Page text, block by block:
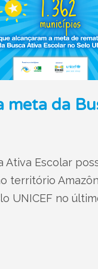
da
Escolar
território
UNICEF no